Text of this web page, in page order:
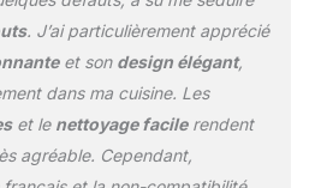
: obtenez des
parfaits à chaque
avec la technologie
Dual de notre friteuse.
pour un
croustillant et
. J’ai particulièrement apprécié
et son design élégant,
dans ma cuisine. Les
et le nettoyage facilerendent
agréable. Cependant,